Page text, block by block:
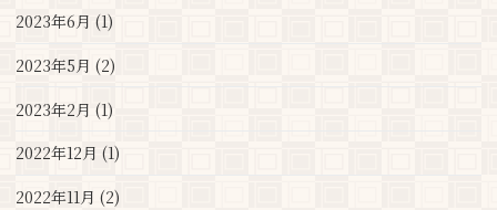
2023年6月 (1)
2023年5月 (2)
2023年2月 (1)
2022年12月 (1)
2022年11月 (2)